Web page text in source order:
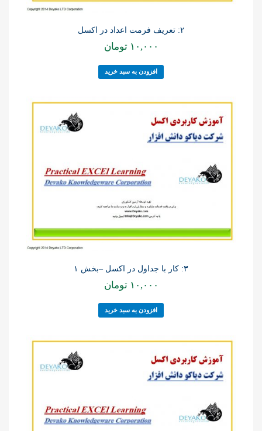
۲: تعریف فرمت اعداد در اکسل
۱۰,۰۰۰ تومان
افزودن به سبد خرید
۳: کار با جداول در اکسل –بخش ۱
۱۰,۰۰۰ تومان
افزودن به سبد خرید